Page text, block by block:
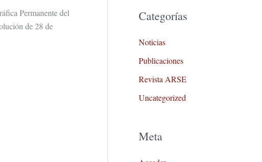
Permanente del
de 28 de
Categorías
Noticias
Publicaciones
Revista ARSE
Uncategorized
Meta